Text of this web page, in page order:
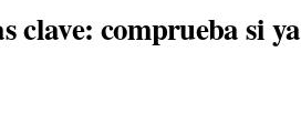
clave: comprueba si ya